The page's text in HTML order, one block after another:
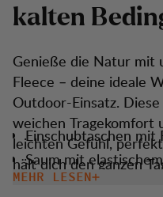
kalten
Genieße die Natur mit
Fleece – deine ideale
Outdoor-Einsatz.
weichen Tragekomfort
leichten Gefühl,
hält dich den ganzen
Ob beim Wandern,
Einschubtaschen mit
Saum mit
MEHR LESEN